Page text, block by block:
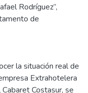
Rodríguez”,
de
la situación real de
Extrahotelera
Costasur, se